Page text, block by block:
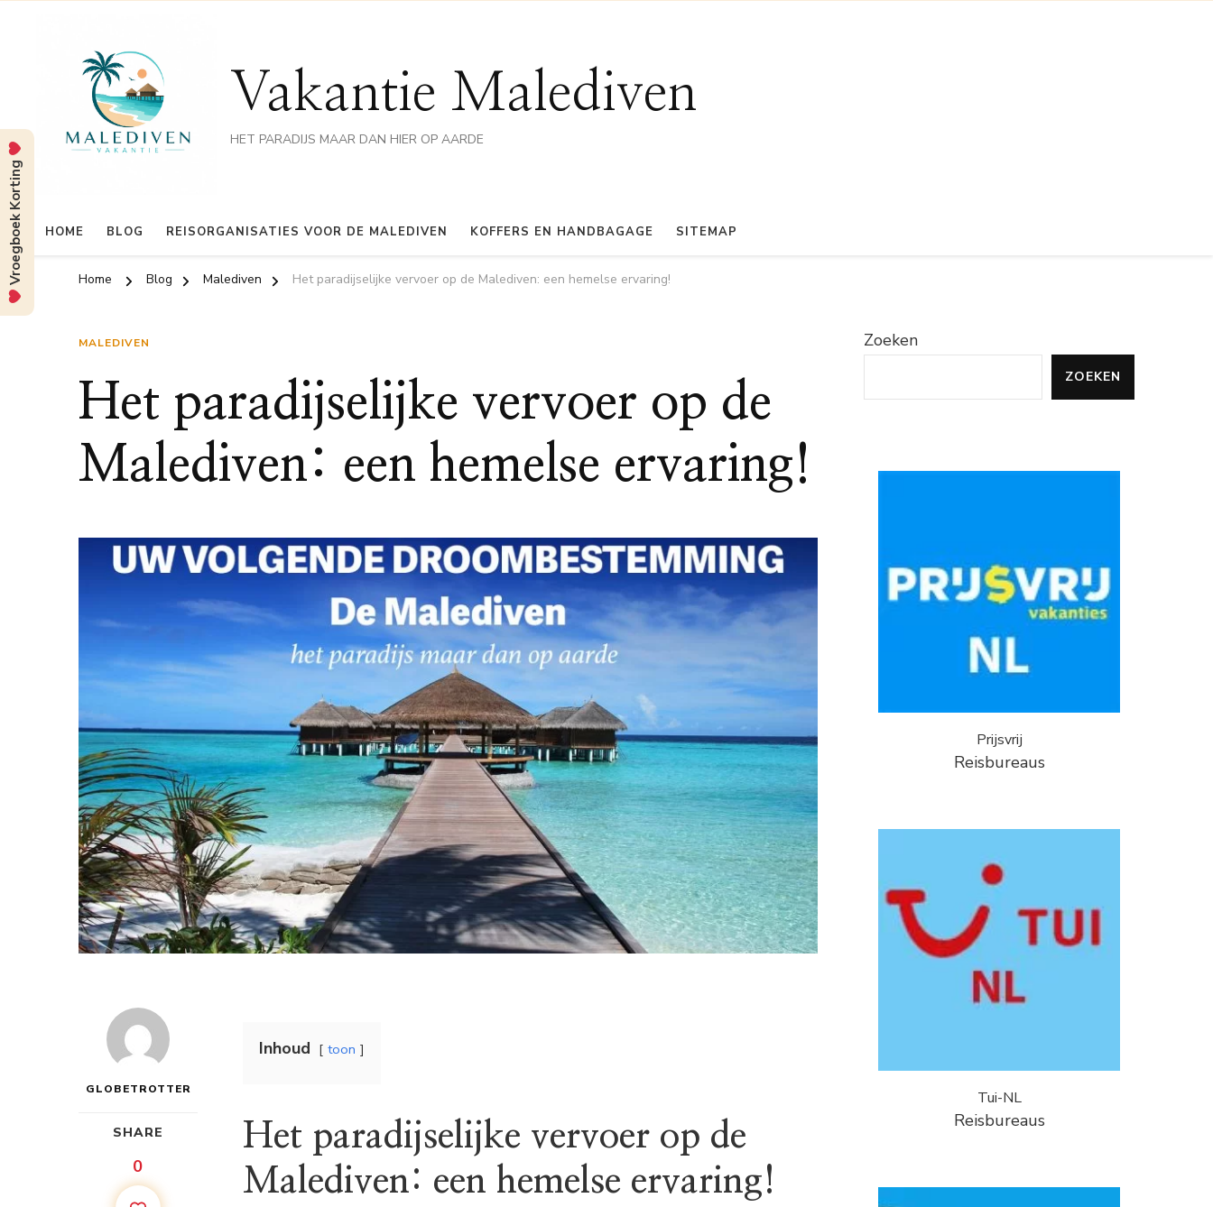
Vakantie Malediven
HET PARADIJS MAAR DAN HIER OP AARDE
HOME BLOG REISORGANISATIES VOOR DE MALEDIVEN KOFFERS EN HANDBAGAGE SITEMAP
Home Blog Malediven Het paradijselijke vervoer op de Malediven: een hemelse ervaring!
MALEDIVEN
Het paradijselijke vervoer op de
Malediven: een hemelse ervaring!
GLOBETROTTER
SHARE
0
Inhoud toon
Het paradijselijke vervoer op de
Malediven: een hemelse ervaring!
Zoeken
ZOEKEN
Prijsvrij
Reisbureaus
Tui-NL
Reisbureaus
Vroegboek Korting